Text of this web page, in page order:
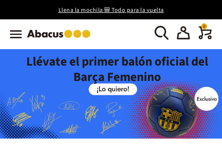
Llena la mochila 🎒 Todo para la vuelta
0
Llévate el primer balón oficial del
Barça Femenino